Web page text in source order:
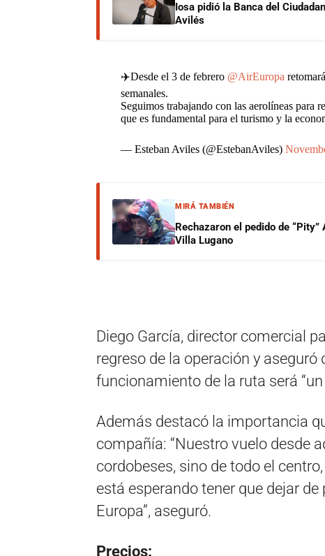
Iosa pidió la Banca del
Avilés
✈️Desde el 3 de febrero @AirEuropa
semanales.
Seguimos trabajando con las aerolíneas para
que es fundamental para el turismo y la
— Esteban Aviles (@EstebanAviles)
MIRÁ TAMBIÉN
Rechazaron el pedido de
Villa Lugano
Diego García, director comercial
regreso de la operación y
funcionamiento de la ruta será “un
Además destacó la importancia
compañía: “Nuestro vuelo desde
cordobeses, sino de todo el
está esperando tener que dejar
Europa”, aseguró.
Precios: